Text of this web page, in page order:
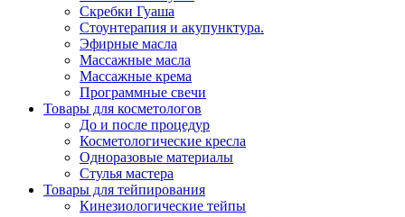
Скребки Гуаша
Стоунтерапия и акупунктура.
Эфирные масла
Массажные масла
Массажные крема
Программные свечи
Товары для косметологов
До и после процедур
Косметологические кресла
Одноразовые материалы
Стулья мастера
Товары для тейпирования
Кинезиологические тейпы